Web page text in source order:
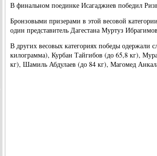
В финальном поединке Исагаджиев победил
Бронзовыми призерами в этой весовой
один представитель Дагестана Муртуз
В других весовых категориях победы
килограмма), Курбан Тайгибов (до 65,8 кг),
кг), Шамиль Абдулаев (до 84 кг), Магомед